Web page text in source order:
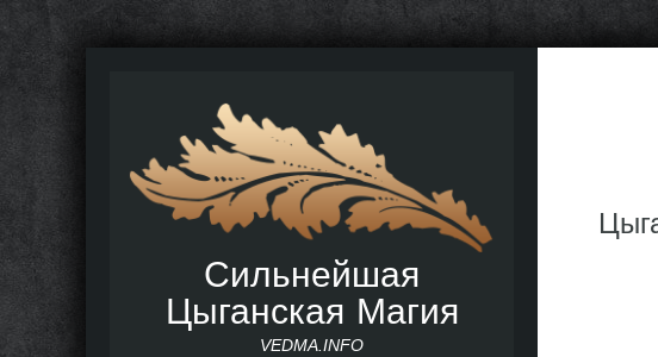
Сильнейшая
Цыганская Магия
VEDMA.INFO